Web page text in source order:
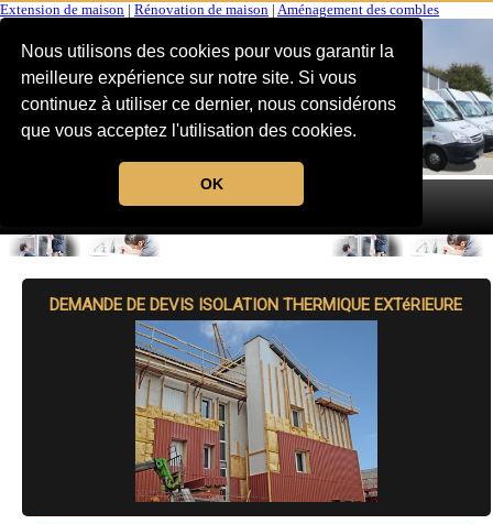
Nous utilisons des cookies pour vous garantir la
meilleure expérience sur notre site. Si vous
continuez à utiliser ce dernier, nous considérons
que vous acceptez l'utilisation des cookies.
OK
Extension de maison Rénovation de maison Aménagement des combles
MENU
DEMANDE DE DEVIS ISOLATION THERMIQUE EXTéRIEURE